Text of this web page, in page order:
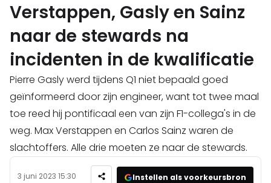
Verstappen, Gasly en Sainz
naar de stewards na
incidenten in de kwalificatie
Pierre Gasly werd tijdens Q1 niet bepaald goed
geïnformeerd door zijn engineer, want tot twee maal
toe reed hij pontificaal een van zijn F1-collega's in de
weg. Max Verstappen en Carlos Sainz waren de
slachtoffers. Alle drie moeten ze naar de stewards.
3 juni 2023 15:30 Instellen als voorkeursbron